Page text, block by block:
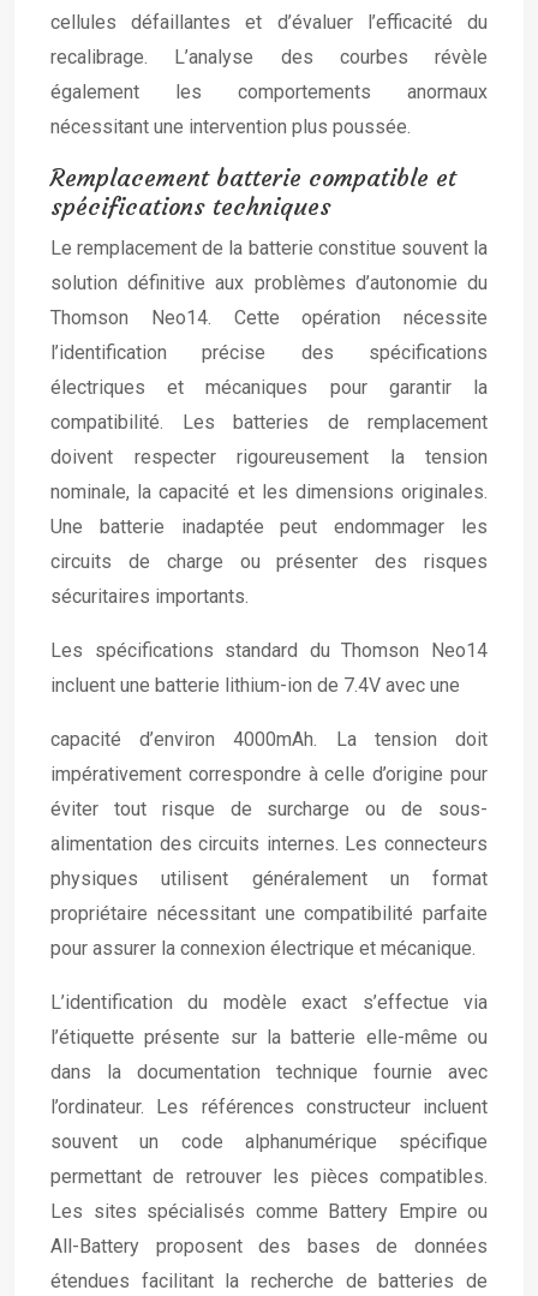
cellules défaillantes et d’évaluer l’efficacité du
recalibrage. L’analyse des courbes révèle
également les comportements anormaux
nécessitant une intervention plus poussée.
Remplacement batterie compatible et
spécifications techniques
Le remplacement de la batterie constitue souvent la
solution définitive aux problèmes d’autonomie du
Thomson Neo14. Cette opération nécessite
l’identification précise des spécifications
électriques et mécaniques pour garantir la
compatibilité. Les batteries de remplacement
doivent respecter rigoureusement la tension
nominale, la capacité et les dimensions originales.
Une batterie inadaptée peut endommager les
circuits de charge ou présenter des risques
sécuritaires importants.
Les spécifications standard du Thomson Neo14
incluent une batterie lithium-ion de 7.4V avec une
capacité d’environ 4000mAh. La tension doit
impérativement correspondre à celle d’origine pour
éviter tout risque de surcharge ou de sous-
alimentation des circuits internes. Les connecteurs
physiques utilisent généralement un format
propriétaire nécessitant une compatibilité parfaite
pour assurer la connexion électrique et mécanique.
L’identification du modèle exact s’effectue via
l’étiquette présente sur la batterie elle-même ou
dans la documentation technique fournie avec
l’ordinateur. Les références constructeur incluent
souvent un code alphanumérique spécifique
permettant de retrouver les pièces compatibles.
Les sites spécialisés comme Battery Empire ou
All-Battery proposent des bases de données
étendues facilitant la recherche de batteries de